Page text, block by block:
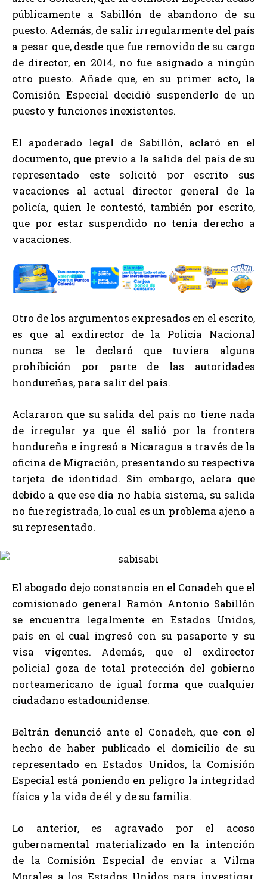
públicamente a Sabillón de abandono de su
puesto. Además, de salir irregularmente del país
a pesar que, desde que fue removido de su cargo
de director, en 2014, no fue asignado a ningún
otro puesto. Añade que, en su primer acto, la
Comisión Especial decidió suspenderlo de un
puesto y funciones inexistentes.
El apoderado legal de Sabillón, aclaró en el
documento, que previo a la salida del país de su
representado este solicitó por escrito sus
vacaciones al actual director general de la
policía, quien le contestó, también por escrito,
que por estar suspendido no tenía derecho a
vacaciones.
Otro de los argumentos expresados en el escrito,
es que al exdirector de la Policía Nacional
nunca se le declaró que tuviera alguna
prohibición por parte de las autoridades
hondureñas, para salir del país.
Aclararon que su salida del país no tiene nada
de irregular ya que él salió por la frontera
hondureña e ingresó a Nicaragua a través de la
oficina de Migración, presentando su respectiva
tarjeta de identidad. Sin embargo, aclara que
debido a que ese día no había sistema, su salida
no fue registrada, lo cual es un problema ajeno a
su representado.
El abogado dejo constancia en el Conadeh que el
comisionado general Ramón Antonio Sabillón
se encuentra legalmente en Estados Unidos,
país en el cual ingresó con su pasaporte y su
visa vigentes. Además, que el exdirector
policial goza de total protección del gobierno
norteamericano de igual forma que cualquier
ciudadano estadounidense.
Beltrán denunció ante el Conadeh, que con el
hecho de haber publicado el domicilio de su
representado en Estados Unidos, la Comisión
Especial está poniendo en peligro la integridad
física y la vida de él y de su familia.
Lo anterior, es agravado por el acoso
gubernamental materializado en la intención
de la Comisión Especial de enviar a Vilma
Morales a los Estados Unidos para investigar,